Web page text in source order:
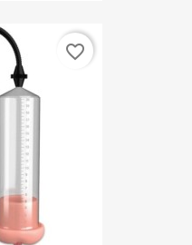
favorite_border